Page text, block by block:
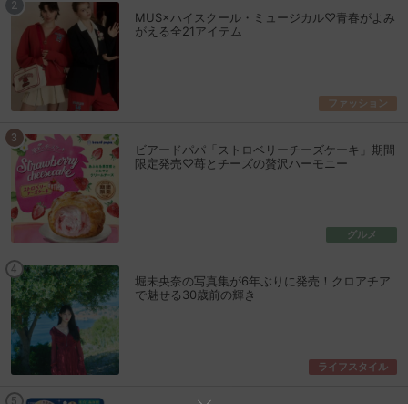
MUS×ハイスクール・ミュージカル♡青春がよみ
がえる全21アイテム
ファッション
ビアードパパ「ストロベリーチーズケーキ」期間
限定発売♡苺とチーズの贅沢ハーモニー
グルメ
堀未央奈の写真集が6年ぶりに発売！クロアチア
で魅せる30歳前の輝き
ライフスタイル